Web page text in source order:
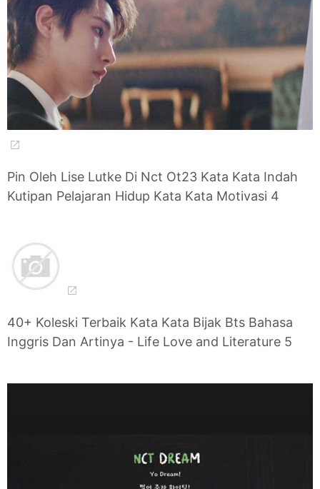
Pin Oleh Lise Lutke Di Nct Ot23 Kata Kata Indah
Kutipan Pelajaran Hidup Kata Kata Motivasi 4
40+ Koleski Terbaik Kata Kata Bijak Bts Bahasa
Inggris Dan Artinya - Life Love and Literature 5